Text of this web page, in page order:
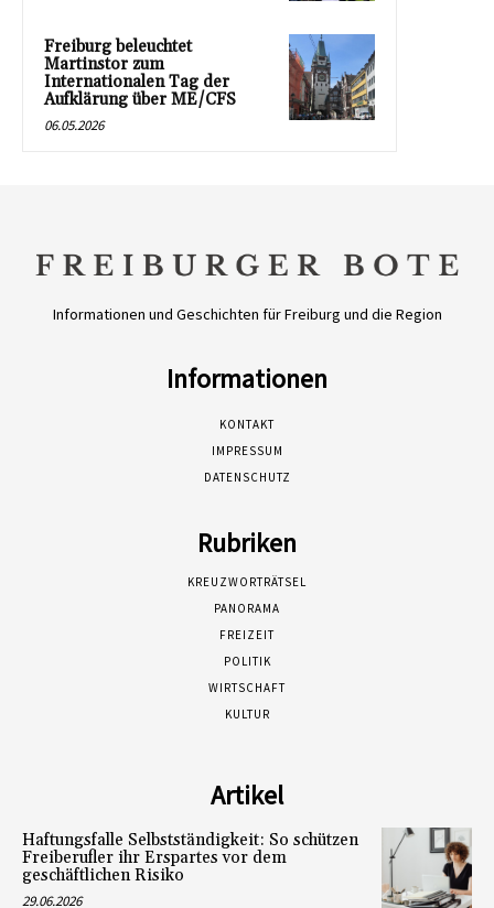
Freiburg beleuchtet
Martinstor zum
Internationalen Tag der
Aufklärung über ME/CFS
06.05.2026
Informationen und Geschichten für Freiburg und die Region
Informationen
KONTAKT
IMPRESSUM
DATENSCHUTZ
Rubriken
KREUZWORTRÄTSEL
PANORAMA
FREIZEIT
POLITIK
WIRTSCHAFT
KULTUR
Artikel
Haftungsfalle Selbstständigkeit: So schützen
Freiberufler ihr Erspartes vor dem
geschäftlichen Risiko
29.06.2026